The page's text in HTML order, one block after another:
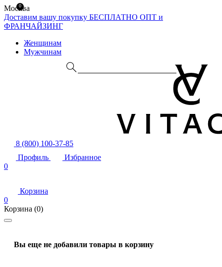
Москва
Доставим вашу покупку БЕСПЛАТНО ОПТ и
ФРАНЧАЙЗИНГ
Женщинам
Мужчинам
8 (800) 100-37-85
Профиль
Избранное
0
Корзина
0
Корзина (0)
Вы еще не добавили товары в корзину
0